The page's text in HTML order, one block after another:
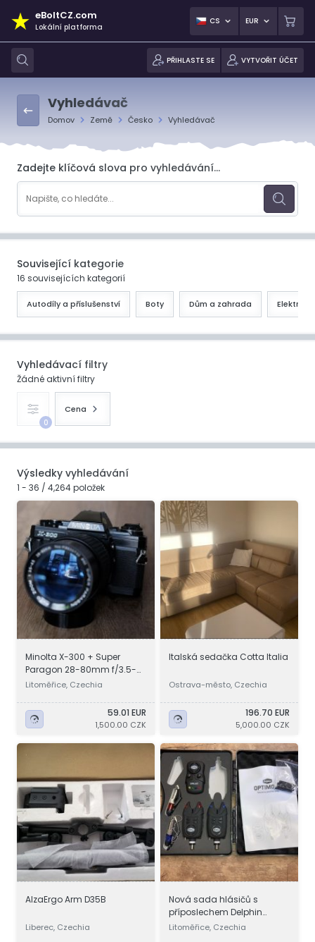
eBoltCZ.com
Lokální platforma
CS EUR
PŘIHLASTE SE VYTVOŘIT ÚČET
Vyhledávač
Domov Země Česko Vyhledávač
Zadejte klíčová slova pro vyhledávání...
Související kategorie
16 souvisejících kategorií
Autodíly a příslušenství Boty Dům a zahrada
Vyhledávací filtry
Žádné aktivní filtry
0
Cena
Výsledky vyhledávání
1 - 36 / 4,264 položek
Minolta X-300 + Super
Paragon 28-80mm f/3.5-
4.5
Litoměřice, Czechia
59.01 EUR
1,500.00 CZK
Italská sedačka Cotta Italia
Ostrava-město, Czechia
196.70 EUR
5,000.00 CZK
AlzaErgo Arm D35B
Liberec, Czechia
Nová sada hlásičů s
příposlechem Delphin
Optimo 9V
Litoměřice, Czechia